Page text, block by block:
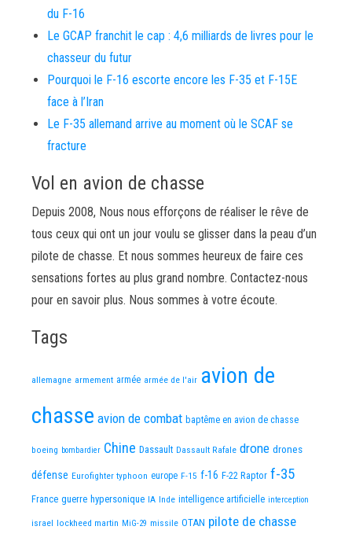
du F-16
Le GCAP franchit le cap : 4,6 milliards de livres pour le
chasseur du futur
Pourquoi le F-16 escorte encore les F-35 et F-15E
face à l’Iran
Le F-35 allemand arrive au moment où le SCAF se
fracture
Vol en avion de chasse
Depuis 2008, Nous nous efforçons de réaliser le rêve de
tous ceux qui ont un jour voulu se glisser dans la peau d’un
pilote de chasse. Et nous sommes heureux de faire ces
sensations fortes au plus grand nombre. Contactez-nous
pour en savoir plus. Nous sommes à votre écoute.
Tags
allemagne armement armée armée de l'air avion de
chasse avion de combat baptême en avion de chasse
boeing bombardier Chine Dassault Dassault Rafale drone drones
défense Eurofighter typhoon europe F-15 f-16 F-22 Raptor f-35
France guerre hypersonique IA Inde intelligence artificielle interception
israel lockheed martin MiG-29 missile OTAN pilote de chasse